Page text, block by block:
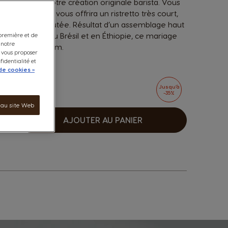
café noir, qui vous offrira un ristretto très court,
et veloutée. Résultat d’un assemblage haut
produit au Brésil et en Éthiopie, ce mariage
au Vietnam.
Jusqu’à
-35%
AJOUTER AU PANIER
et de
proposer
et
cookies »
site Web